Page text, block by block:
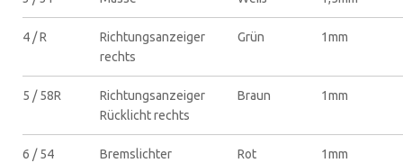
4 / R
Richtungsanzeiger
rechts
Grün 1mm
5 / 58R
Richtungsanzeiger
Rücklicht rechts
Braun 1mm
6 / 54 Bremslichter Rot 1mm